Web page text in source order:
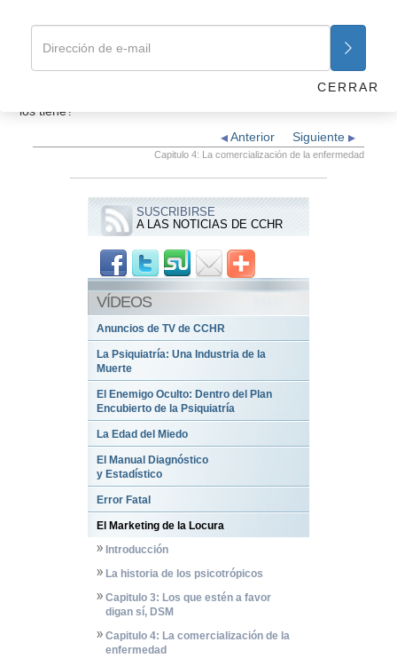
los diagnósticos psiquiátricos no son médicos, sino meramente
se basan en comportamientos sometidos a votación.
Lo que nos lleva a la siguiente pregunta: ¿Cómo toman los
psiquiatras estos “trastornos” y hacen que la gente se crea que
los tiene?
Siguiente
Anterior
Capitulo 4: La comercialización de la enfermedad
SUSCRIBIRSE
A LAS NOTICIAS DE CCHR
VÍDEOS
Anuncios de TV de CCHR
La Psiquiatría: Una Industria de la
Muerte
El Enemigo Oculto: Dentro del Plan
Encubierto de la Psiquiatría
La Edad del Miedo
El Manual Diagnóstico
y Estadístico
Error Fatal
El Marketing de la Locura
Introducción
La historia de los psicotrópicos
Capitulo 3: Los que estén a favor
digan sí, DSM
Capitulo 4: La comercialización de la
enfermedad
CERRAR